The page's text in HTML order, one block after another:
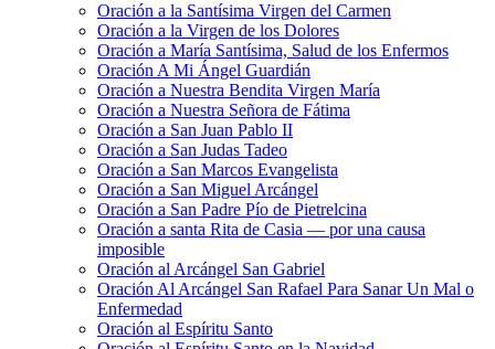
Oración a la Santísima Virgen del Carmen
Oración a la Virgen de los Dolores
Oración a María Santísima, Salud de los Enfermos
Oración A Mi Ángel Guardián
Oración a Nuestra Bendita Virgen María
Oración a Nuestra Señora de Fátima
Oración a San Juan Pablo II
Oración a San Judas Tadeo
Oración a San Marcos Evangelista
Oración a San Miguel Arcángel
Oración a San Padre Pío de Pietrelcina
Oración a santa Rita de Casia — por una causa
imposible
Oración al Arcángel San Gabriel
Oración Al Arcángel San Rafael Para Sanar Un Mal o
Enfermedad
Oración al Espíritu Santo